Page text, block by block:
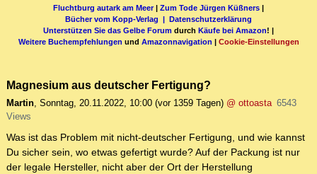
Fluchtburg autark am Meer| Zum Tode Jürgen Küßners |
Bücher vom Kopp-Verlag | Datenschutzerklärung
Unterstützen Sie das Gelbe Forum durch Käufe bei Amazon! |
Weitere Buchempfehlungen und Amazonnavigation | Cookie-Einstellungen
Magnesium aus deutscher Fertigung?
Martin, Sonntag, 20.11.2022, 10:00 (vor 1359 Tagen) @ ottoasta 6543
Views
Was ist das Problem mit nicht-deutscher Fertigung, und wie kannst
Du sicher sein, wo etwas gefertigt wurde? Auf der Packung ist nur
der legale Hersteller, nicht aber der Ort der Herstellung